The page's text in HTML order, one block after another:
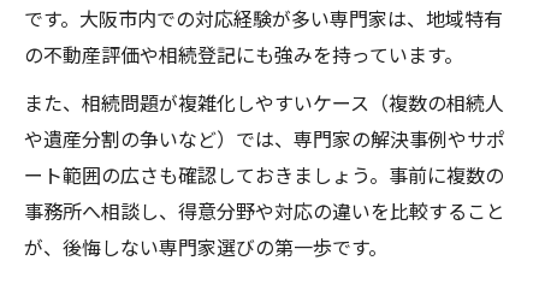
です。大阪市内での対応経験が多い専門家は、地域特有
の不動産評価や相続登記にも強みを持っています。
また、相続問題が複雑化しやすいケース（複数の相続人
や遺産分割の争いなど）では、専門家の解決事例やサポ
ート範囲の広さも確認しておきましょう。事前に複数の
事務所へ相談し、得意分野や対応の違いを比較すること
が、後悔しない専門家選びの第一歩です。